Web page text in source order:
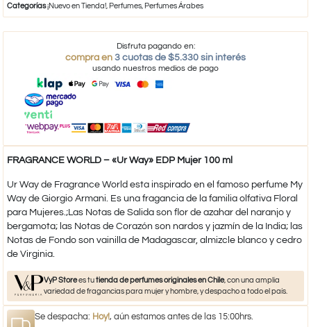
Categorías¡Nuevo en Tienda!, Perfumes, Perfumes Árabes
Disfruta pagando en:
compra en 3 cuotas de $5.330 sin interés
usando nuestros medios de pago
FRAGRANCE WORLD – «Ur Way» EDP Mujer 100 ml
Ur Way de Fragrance World esta inspirado en el famoso perfume My
Way de Giorgio Armani. Es una fragancia de la familia olfativa Floral
para Mujeres.;Las Notas de Salida son flor de azahar del naranjo y
bergamota; las Notas de Corazón son nardos y jazmín de la India; las
Notas de Fondo son vainilla de Madagascar, almizcle blanco y cedro
de Virginia.
VyP Storees tutienda de perfumes originales en Chile, con una amplia
variedad de fragancias para mujer y hombre, y despacho a todo el país.
Se despacha: Hoy!, aún estamos antes de las 15:00hrs.